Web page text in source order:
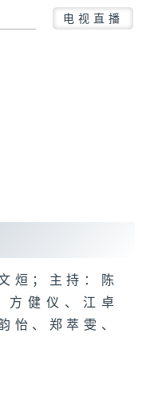
电视直播
烜；主持：陈
方健仪、江卓
怡、郑萃雯、